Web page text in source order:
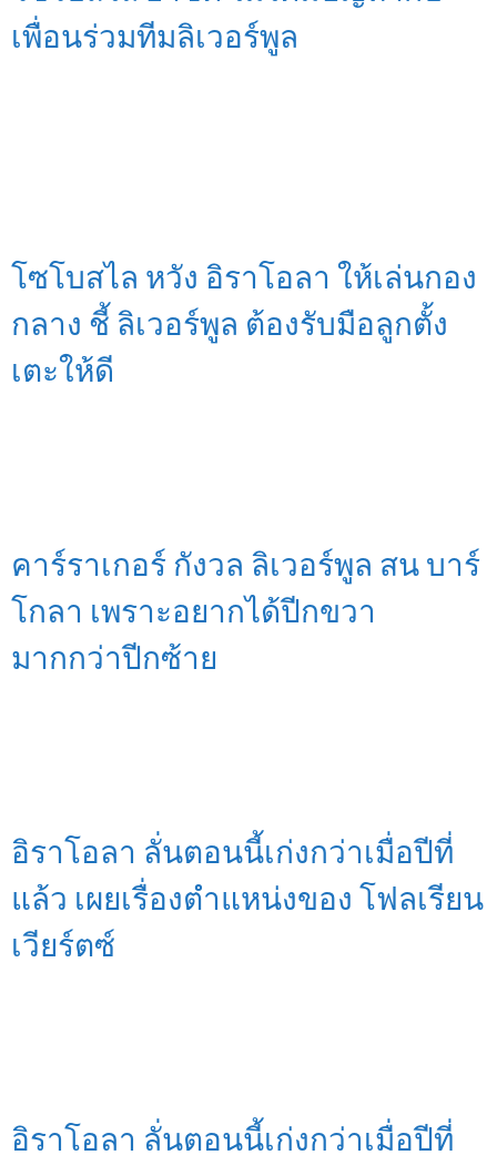
เพื่อนร่วมทีมลิเวอร์พูล
โซโบสไล หวัง อิราโอลา ให้เล่นกอง
กลาง ชี้ ลิเวอร์พูล ต้องรับมือลูกตั้ง
เตะให้ดี
คาร์ราเกอร์ กังวล ลิเวอร์พูล สน บาร์
โกลา เพราะอยากได้ปีกขวา
มากกว่าปีกซ้าย
อิราโอลา ลั่นตอนนี้เก่งกว่าเมื่อปีที่
แล้ว เผยเรื่องตำแหน่งของ โฟลเรียน
เวียร์ตซ์
อิราโอลา ลั่นตอนนี้เก่งกว่าเมื่อปีที่